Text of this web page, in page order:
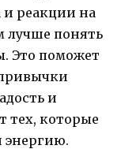
и реакции на
лучше понять
Это поможет
и
тех, которые
энергию.